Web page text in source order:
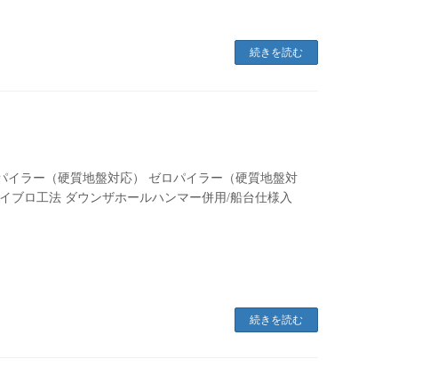
続きを読む
ラー（硬質地盤対応） ゼロパイラー（硬質地盤対
ブロ工法 ダウンザホールハンマー併用/船台仕様入
続きを読む